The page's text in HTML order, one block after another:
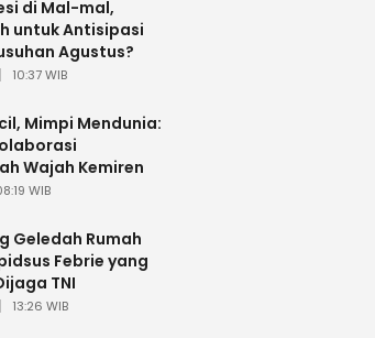
di Mal-mal,
untuk Antisipasi
Agustus?
10:37 WIB
Mimpi Mendunia:
Wajah Kemiren
WIB
Geledah Rumah
Febrie yang
TNI
13:26 WIB